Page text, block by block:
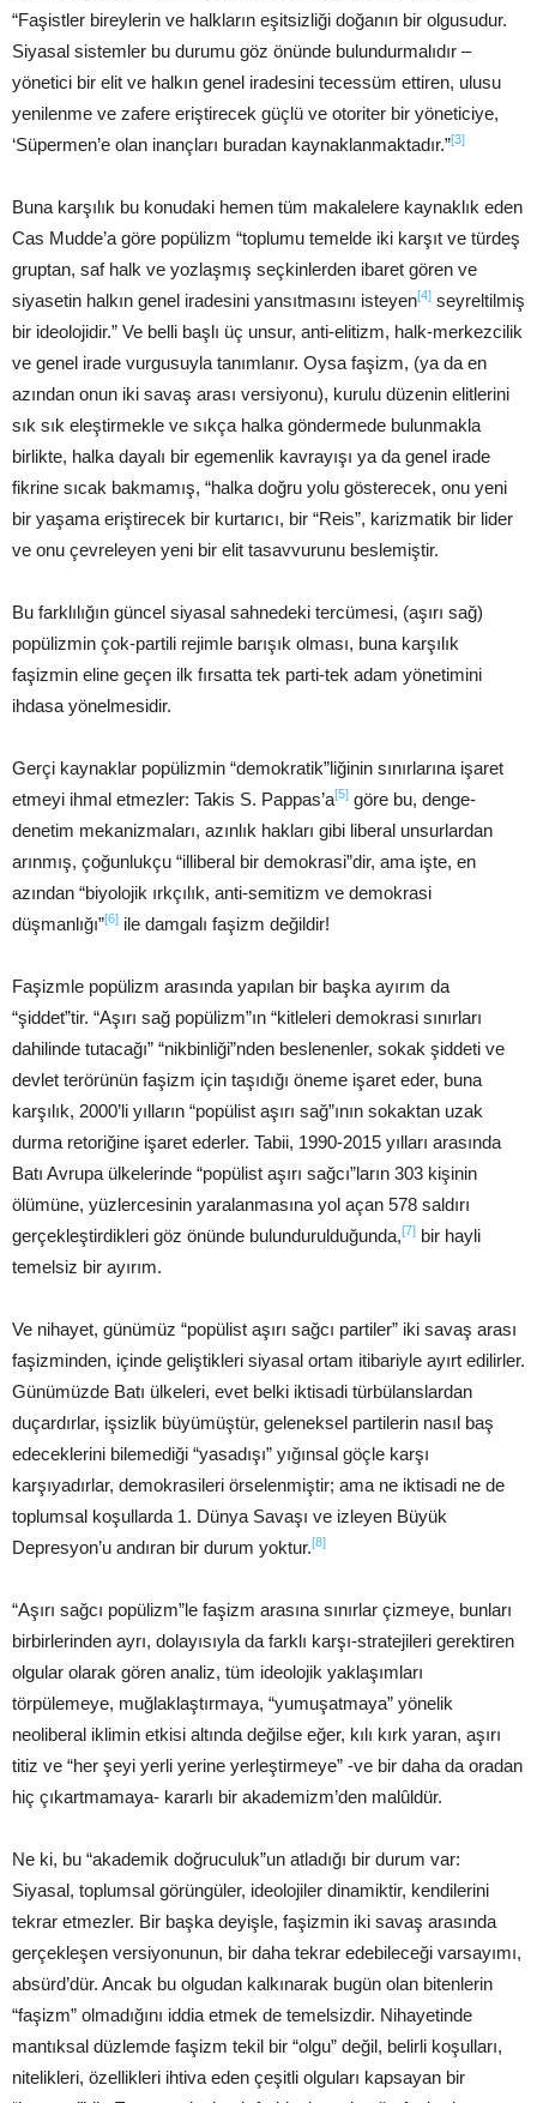
“Faşistler bireylerin ve halkların eşitsizliği doğanın bir olgusudur.
Siyasal sistemler bu durumu göz önünde bulundurmalıdır –
yönetici bir elit ve halkın genel iradesini tecessüm ettiren, ulusu
yenilenme ve zafere eriştirecek güçlü ve otoriter bir yöneticiye,
‘Süpermen’e olan inançları buradan kaynaklanmaktadır.”[3]
Buna karşılık bu konudaki hemen tüm makalelere kaynaklık eden
Cas Mudde’a göre popülizm “toplumu temelde iki karşıt ve türdeş
gruptan, saf halk ve yozlaşmış seçkinlerden ibaret gören ve
siyasetin halkın genel iradesini yansıtmasını isteyen[4] seyreltilmiş
bir ideolojidir.” Ve belli başlı üç unsur, anti-elitizm, halk-merkezcilik
ve genel irade vurgusuyla tanımlanır. Oysa faşizm, (ya da en
azından onun iki savaş arası versiyonu), kurulu düzenin elitlerini
sık sık eleştirmekle ve sıkça halka göndermede bulunmakla
birlikte, halka dayalı bir egemenlik kavrayışı ya da genel irade
fikrine sıcak bakmamış, “halka doğru yolu gösterecek, onu yeni
bir yaşama eriştirecek bir kurtarıcı, bir “Reis”, karizmatik bir lider
ve onu çevreleyen yeni bir elit tasavvurunu beslemiştir.
Bu farklılığın güncel siyasal sahnedeki tercümesi, (aşırı sağ)
popülizmin çok-partili rejimle barışık olması, buna karşılık
faşizmin eline geçen ilk fırsatta tek parti-tek adam yönetimini
ihdasa yönelmesidir.
Gerçi kaynaklar popülizmin “demokratik”liğinin sınırlarına işaret
etmeyi ihmal etmezler: Takis S. Pappas’a[5] göre bu, denge-
denetim mekanizmaları, azınlık hakları gibi liberal unsurlardan
arınmış, çoğunlukçu “illiberal bir demokrasi”dir, ama işte, en
azından “biyolojik ırkçılık, anti-semitizm ve demokrasi
düşmanlığı”[6] ile damgalı faşizm değildir!
Faşizmle popülizm arasında yapılan bir başka ayırım da
“şiddet”tir. “Aşırı sağ popülizm”ın “kitleleri demokrasi sınırları
dahilinde tutacağı” “nikbinliği”nden beslenenler, sokak şiddeti ve
devlet terörünün faşizm için taşıdığı öneme işaret eder, buna
karşılık, 2000’li yılların “popülist aşırı sağ”ının sokaktan uzak
durma retoriğine işaret ederler. Tabii, 1990-2015 yılları arasında
Batı Avrupa ülkelerinde “popülist aşırı sağcı”ların 303 kişinin
ölümüne, yüzlercesinin yaralanmasına yol açan 578 saldırı
gerçekleştirdikleri göz önünde bulundurulduğunda,[7] bir hayli
temelsiz bir ayırım.
Ve nihayet, günümüz “popülist aşırı sağcı partiler” iki savaş arası
faşizminden, içinde geliştikleri siyasal ortam itibariyle ayırt edilirler.
Günümüzde Batı ülkeleri, evet belki iktisadi türbülanslardan
duçardırlar, işsizlik büyümüştür, geleneksel partilerin nasıl baş
edeceklerini bilemediği “yasadışı” yığınsal göçle karşı
karşıyadırlar, demokrasileri örselenmiştir; ama ne iktisadi ne de
toplumsal koşullarda 1. Dünya Savaşı ve izleyen Büyük
Depresyon’u andıran bir durum yoktur.[8]
“Aşırı sağcı popülizm”le faşizm arasına sınırlar çizmeye, bunları
birbirlerinden ayrı, dolayısıyla da farklı karşı-stratejileri gerektiren
olgular olarak gören analiz, tüm ideolojik yaklaşımları
törpülemeye, muğlaklaştırmaya, “yumuşatmaya” yönelik
neoliberal iklimin etkisi altında değilse eğer, kılı kırk yaran, aşırı
titiz ve “her şeyi yerli yerine yerleştirmeye” -ve bir daha da oradan
hiç çıkartmamaya- kararlı bir akademizm’den malûldür.
Ne ki, bu “akademik doğruculuk”un atladığı bir durum var:
Siyasal, toplumsal görüngüler, ideolojiler dinamiktir, kendilerini
tekrar etmezler. Bir başka deyişle, faşizmin iki savaş arasında
gerçekleşen versiyonunun, bir daha tekrar edebileceği varsayımı,
absürd’dür. Ancak bu olgudan kalkınarak bugün olan bitenlerin
“faşizm” olmadığını iddia etmek de temelsizdir. Nihayetinde
mantıksal düzlemde faşizm tekil bir “olgu” değil, belirli koşulları,
nitelikleri, özellikleri ihtiva eden çeşitli olguları kapsayan bir